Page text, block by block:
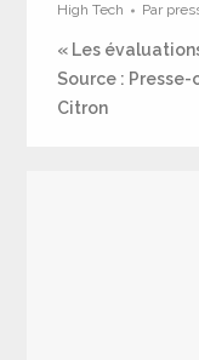
High Tech Par
« Les
Source :
Citron